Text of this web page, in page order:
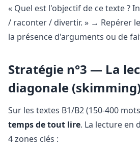
« Quel est l'objectif de ce texte ?
/ raconter / divertir. » → Repérer le
la présence d'arguments ou de
Stratégie n°3 — La
diagonale
Sur les textes B1/B2 (150-400
temps de tout lire. La lecture en
4 zones clés :